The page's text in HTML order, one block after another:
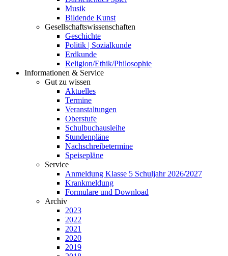
Musik
Bildende Kunst
Gesellschaftswissenschaften
Geschichte
Politik | Sozialkunde
Erdkunde
Religion/Ethik/Philosophie
Informationen & Service
Gut zu wissen
Aktuelles
Termine
Veranstaltungen
Oberstufe
Schulbuchausleihe
Stundenpläne
Nachschreibetermine
Speisepläne
Service
Anmeldung Klasse 5 Schuljahr 2026/2027
Krankmeldung
Formulare und Download
Archiv
2023
2022
2021
2020
2019